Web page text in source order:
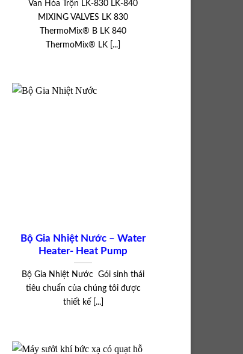
Van Hòa Trộn LK-830 LK-840
MIXING VALVES LK 830
ThermoMix® B LK 840
ThermoMix® LK [...]
Bộ Gia Nhiệt Nước – Water
Heater- Heat Pump
Bộ Gia Nhiệt Nước Gói sinh thái
tiêu chuẩn của chúng tôi được
thiết kế [...]